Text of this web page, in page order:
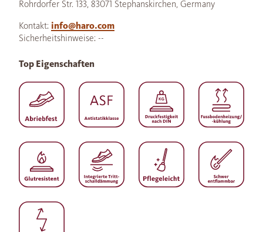
Rohrdorfer Str. 133, 83071 Stephanskirchen, Germany
Kontakt: info@haro.com
Sicherheitshinweise: --
Top Eigenschaften